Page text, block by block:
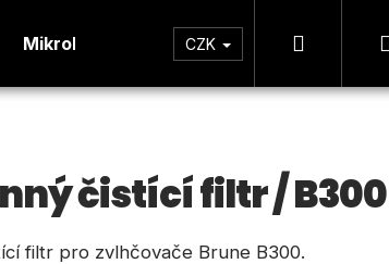
Mikroklimatická zóna Měření
CZK Hledat
čistící filtr / B300
filtr pro zvlhčovače Brune B300.